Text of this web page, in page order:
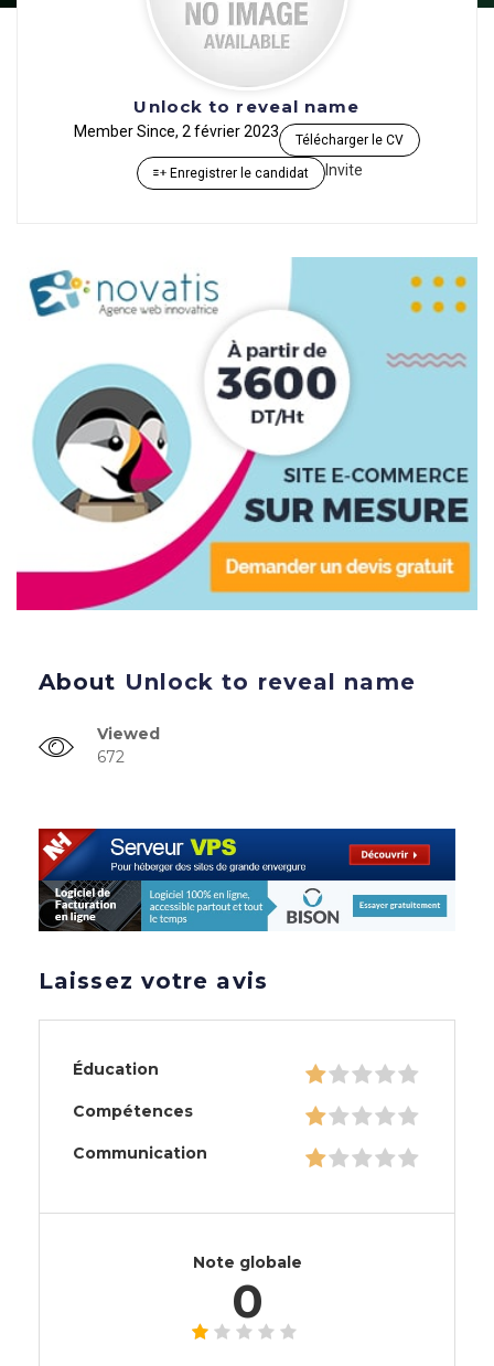
Unlock to reveal name
Member Since, 2 février 2023 Télécharger le CV
Enregistrer le candidat Invite
About Unlock to reveal name
Viewed
672
Laissez votre avis
Éducation
Compétences
Communication
Note globale
0